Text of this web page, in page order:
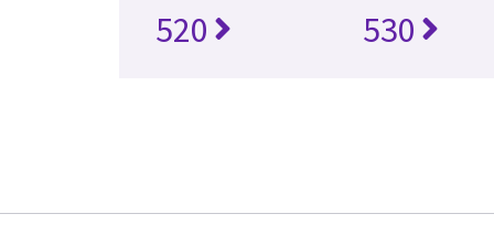
520
530